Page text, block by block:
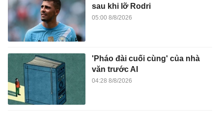
sau khi lỡ Rodri
05:00 8/8/2026
'Pháo đài cuối cùng' của nhà
văn trước AI
04:28 8/8/2026